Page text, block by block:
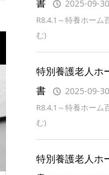
書
2025-09-30
R8.4.1～特養ホーム
む)
特別養護老人ホ
書
2025-09-30
R8.4.1～特養ホーム
む)
特別養護老人ホ